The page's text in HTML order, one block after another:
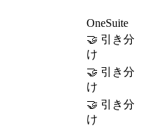
OneSuite
🤝 引き分
け
🤝 引き分
け
🤝 引き分
け